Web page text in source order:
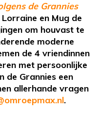
de Grannies
en Mug de
om houvast te
moderne
de 4 vriendinnen
met persoonlijke
de Grannies een
allerhande vragen
.